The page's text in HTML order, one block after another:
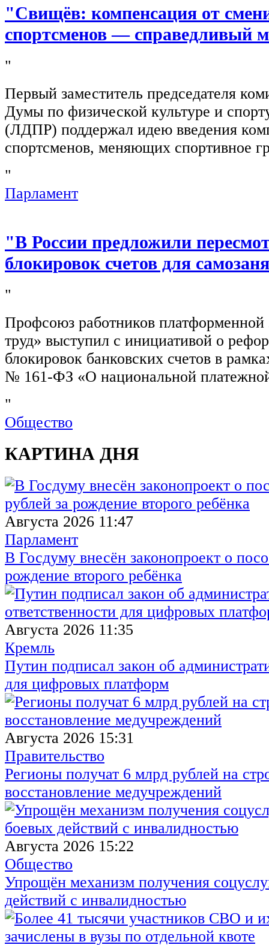
"Свищёв: компенсация от
спортсменов — справедливый
"
Первый заместитель председателя
Думы по физической культуре и
(ЛДПР) поддержал идею введения
спортсменов, меняющих спортивное
"
Парламент
"В России предложили
блокировок счетов для
"
Профсоюз работников
труд» выступил с инициативой о
блокировок банковских счетов в
№ 161-ФЗ «О национальной
"
Общество
КАРТИНА ДНЯ
Августа 2026 11:47
Парламент
В Госдуму внесён законопроект о
рождение второго ребёнка
Августа 2026 11:35
Кремль
Путин подписал закон об
для цифровых платформ
Августа 2026 15:31
Правительство
Регионы получат 6 млрд рублей на
восстановление медучреждений
Августа 2026 15:22
Общество
Упрощён механизм получения
действий с инвалидностью